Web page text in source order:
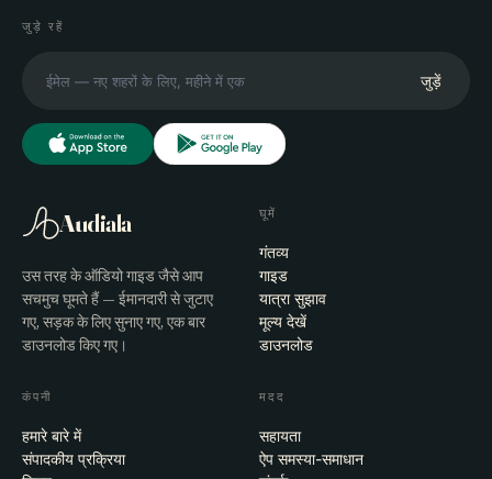
जुड़े रहें
जुड़ें
Audiala
उस तरह के ऑडियो गाइड जैसे आप
सचमुच घूमते हैं — ईमानदारी से जुटाए
गए, सड़क के लिए सुनाए गए, एक बार
डाउनलोड किए गए।
घूमें
गंतव्य
गाइड
यात्रा सुझाव
मूल्य देखें
डाउनलोड
कंपनी
हमारे बारे में
संपादकीय प्रक्रिया
मदद
सहायता
ऐप समस्या-समाधान